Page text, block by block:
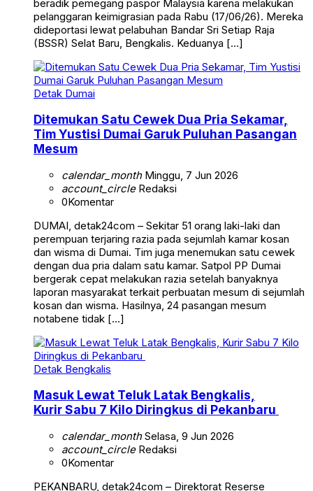
beradik pemegang paspor Malaysia karena melakukan
pelanggaran keimigrasian pada Rabu (17/06/26). Mereka
dideportasi lewat pelabuhan Bandar Sri Setiap Raja
(BSSR) Selat Baru, Bengkalis. Keduanya […]
Detak Dumai
Ditemukan Satu Cewek Dua Pria Sekamar,
Tim Yustisi Dumai Garuk Puluhan Pasangan
Mesum
calendar_monthMinggu, 7 Jun 2026
account_circleRedaksi
0Komentar
DUMAI, detak24com – Sekitar 51 orang laki-laki dan
perempuan terjaring razia pada sejumlah kamar kosan
dan wisma di Dumai. Tim juga menemukan satu cewek
dengan dua pria dalam satu kamar. Satpol PP Dumai
bergerak cepat melakukan razia setelah banyaknya
laporan masyarakat terkait perbuatan mesum di sejumlah
kosan dan wisma. Hasilnya, 24 pasangan mesum
notabene tidak […]
Detak Bengkalis
Masuk Lewat Teluk Latak Bengkalis,
Kurir Sabu 7 Kilo Diringkus di Pekanbaru
calendar_monthSelasa, 9 Jun 2026
account_circleRedaksi
0Komentar
PEKANBARU, detak24com – Direktorat Reserse